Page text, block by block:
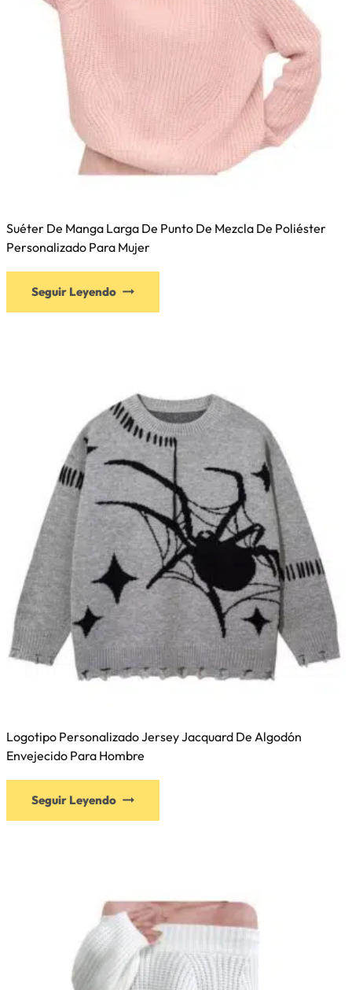
Suéter De Manga Larga De Punto De Mezcla De Poliéster
Personalizado Para Mujer
Seguir Leyendo
Logotipo Personalizado Jersey Jacquard De Algodón
Envejecido Para Hombre
Seguir Leyendo